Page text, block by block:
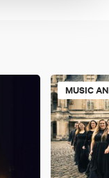
MUSIC